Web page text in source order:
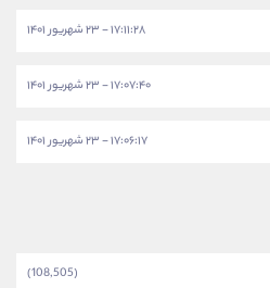
۱۷:۱۱:۲۸ - ۲۳ شهریور ۱۴۰۱
۱۷:۰۷:۴۰ - ۲۳ شهریور ۱۴۰۱
۱۷:۰۶:۱۷ - ۲۳ شهریور ۱۴۰۱
(108,505)